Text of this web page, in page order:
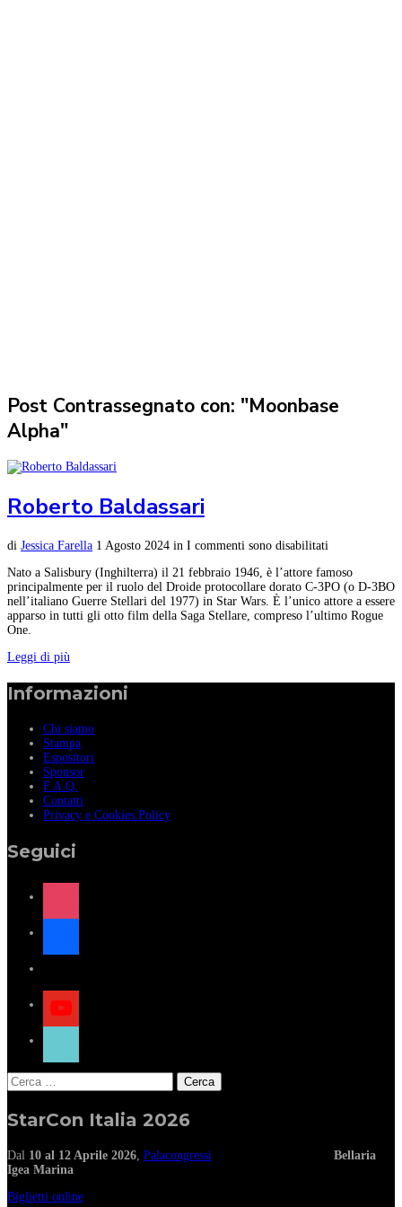
Post Contrassegnato con: "Moonbase
Alpha"
Roberto Baldassari
di Jessica Farella 1 Agosto 2024 in I commenti sono disabilitati
Nato a Salisbury (Inghilterra) il 21 febbraio 1946, è l’attore famoso
principalmente per il ruolo del Droide protocollare dorato C-3PO (o D-3BO
nell’italiano Guerre Stellari del 1977) in Star Wars. È l’unico attore a essere
apparso in tutti gli otto film della Saga Stellare, compreso l’ultimo Rogue
One.
Leggi di più
Informazioni
Chi siamo
Stampa
Espositori
Sponsor
F.A.Q.
Contatti
Privacy e Cookies Policy
Seguici
instagram
facebook
x
youtube
tiktok
Ricerca
per:
StarCon Italia 2026
Dal 10 al 12 Aprile 2026 Palacongressi
Bellaria
Igea Marina
Biglietti online